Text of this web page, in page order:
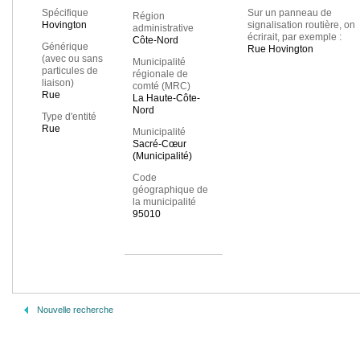
Spécifique
Hovington
Générique
(avec ou sans
particules de
liaison)
Rue
Type d'entité
Rue
Région
administrative
Côte-Nord
Municipalité
régionale de
comté (MRC)
La Haute-Côte-
Nord
Municipalité
Sacré-Cœur
(Municipalité)
Code
géographique de
la municipalité
95010
Sur un panneau de
signalisation routière, on
écrirait, par exemple :
Rue Hovington
Nouvelle recherche